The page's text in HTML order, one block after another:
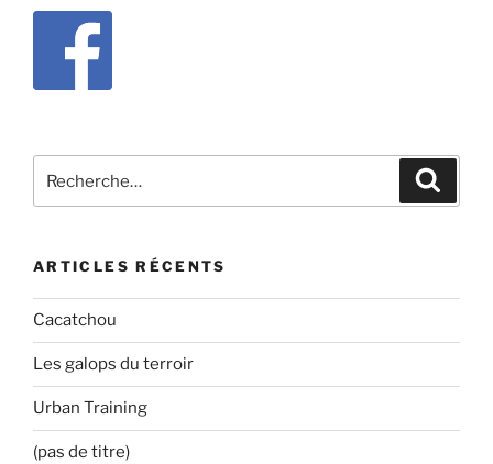
pour
ARTICLES RÉCENTS
Cacatchou
Les galops du terroir
Urban Training
(pas de titre)